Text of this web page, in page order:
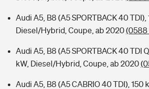
Audi A5, B8 (A5 SPORTBACK 40 TDI),
Diesel/Hybrid, Coupe, ab 2020(0588
Audi A5, B8 (A5 SPORTBACK 40 TDI
kW, Diesel/Hybrid, Coupe, ab 2020
Audi A5, B8 (A5 CABRIO 40 TDI), 150